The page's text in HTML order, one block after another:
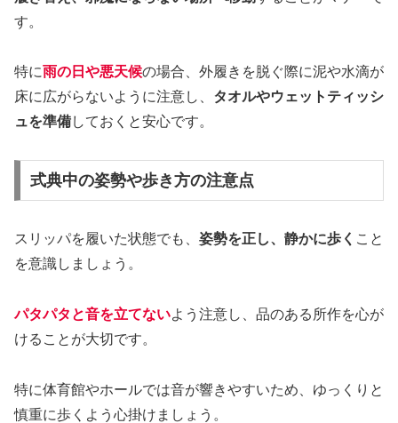
す。
特に雨の日や悪天候の場合、外履きを脱ぐ際に泥や水滴が
床に広がらないように注意し、 タオルやウェットティッシ
ュを準備しておくと安心です。
式典中の姿勢や歩き方の注意点
スリッパを履いた状態でも、 姿勢を正し、静かに歩く こと
を意識しましょう。
パタパタと音を立てないよう注意し、品のある所作を心が
けることが大切です。
特に体育館やホールでは音が響きやすいため、ゆっくりと
慎重に歩くよう心掛けましょう。